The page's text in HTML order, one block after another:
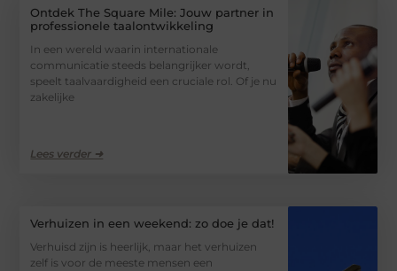
Ontdek The Square Mile: Jouw partner in
professionele taalontwikkeling
In een wereld waarin internationale
communicatie steeds belangrijker wordt,
speelt taalvaardigheid een cruciale rol. Of je nu
zakelijke
Lees verder ➜
Verhuizen in een weekend: zo doe je dat!
Verhuisd zijn is heerlijk, maar het verhuizen
zelf is voor de meeste mensen een